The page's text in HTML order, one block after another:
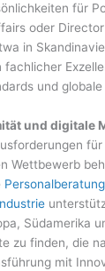
für
oder
in
fachlicher
und
und digitale
Wettbewerb
Südamerika
zu finden, die
mit